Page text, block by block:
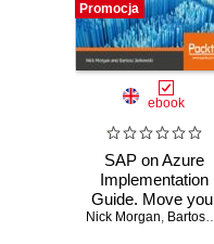
Promocja
ebook
SAP on Azure
Implementation
Guide. Move
business data to
Nick Morgan, Bartosz Jarkowski